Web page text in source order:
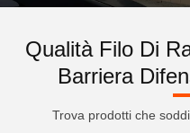
Qualità Filo Di
Barriera
Trova prodotti che